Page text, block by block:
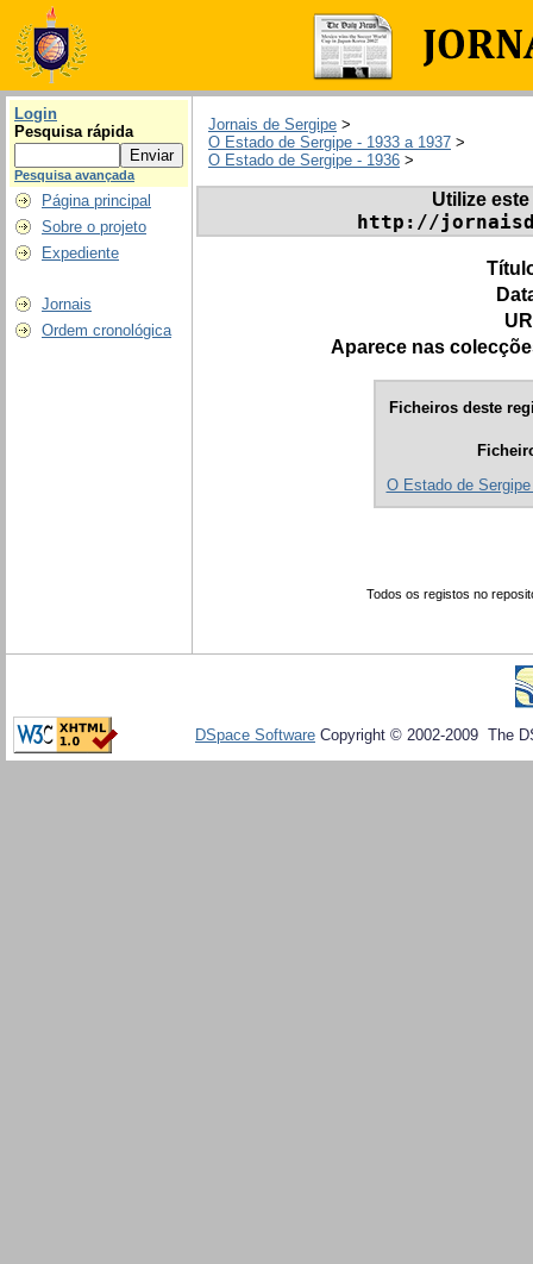
Login
Pesquisa rápida
Pesquisa avançada
Página principal
Sobre o projeto
Expediente
Jornais
Ordem cronológica
Jornais de Sergipe >
O Estado de Sergipe - 1933 a 1937 >
O Estado de Sergipe - 1936 >
Utilize
http://
Aparece nas
Ficheiros deste
O Estado de
Todos os registos no
DSpace Software Copyright © 2002-2009 The